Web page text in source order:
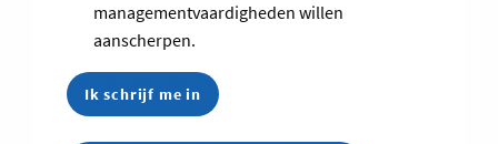
managementvaardigheden willen
aanscherpen.
Ik schrijf me in